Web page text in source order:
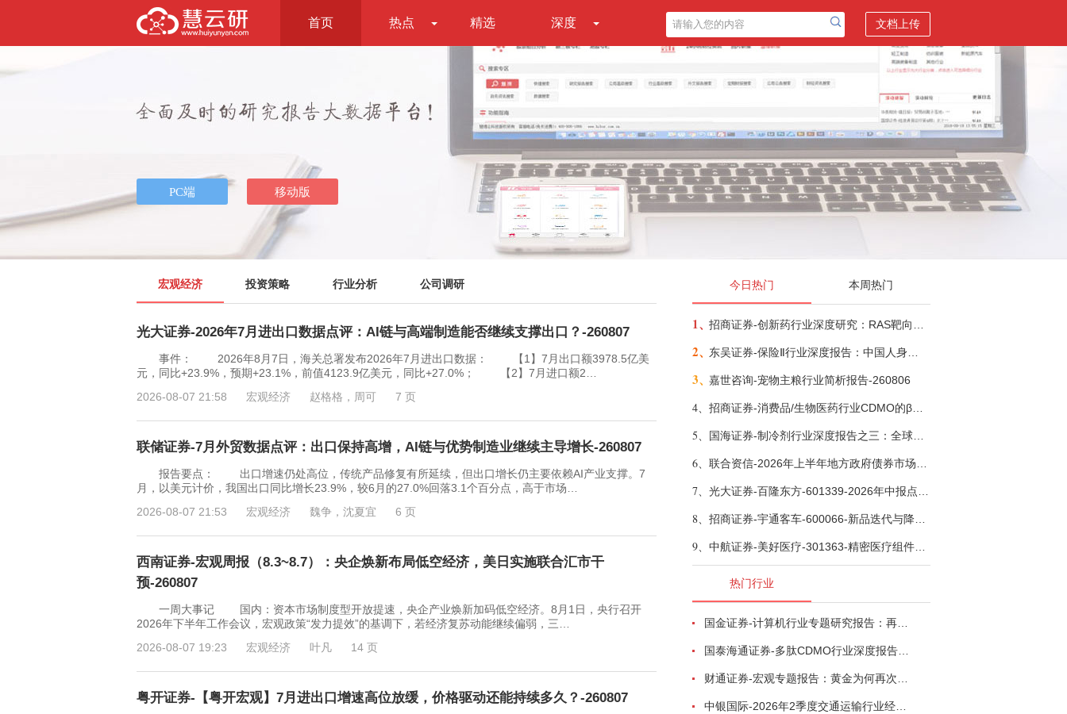
首页 热点 精选 深度 文档上传
宏观经济 投资策略 行业分析 公司调研
光大证券-2026年7月进出口数据点评：AI链与高端制造能否继续支撑出口？-260807
事件： 2026年8月7日，海关总署发布2026年7月进出口数据： 【1】7月出口额3978.5亿美
元，同比+23.9%，预期+23.1%，前值4123.9亿美元，同比+27.0%； 【2】7月进口额2…
2026-08-07 21:58
宏观经济 赵格格，周可 7 页
联储证券-7月外贸数据点评：出口保持高增，AI链与优势制造业继续主导增长-260807
报告要点： 出口增速仍处高位，传统产品修复有所延续，但出口增长仍主要依赖AI产业支撑。7
月，以美元计价，我国出口同比增长23.9%，较6月的27.0%回落3.1个百分点，高于市场…
2026-08-07 21:53
宏观经济 魏争，沈夏宜 6 页
西南证券-宏观周报（8.3~8.7）：央企焕新布局低空经济，美日实施联合汇市干
预-260807
一周大事记 国内：资本市场制度型开放提速，央企产业焕新加码低空经济。8月1日，央行召开
2026年下半年工作会议，宏观政策“发力提效”的基调下，若经济复苏动能继续偏弱，三…
2026-08-07 19:23
宏观经济 叶凡 14 页
粤开证券-【粤开宏观】7月进出口增速高位放缓，价格驱动还能持续多久？-260807
今日热门 本周热门
1、
2、
3、嘉世咨询-宠物主粮行业简析报告-260806
4、
5、
6、
7、
8、
9、
热门行业